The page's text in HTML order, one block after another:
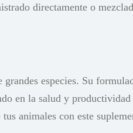
directamente o
especies. Su
en la salud y
animales con este